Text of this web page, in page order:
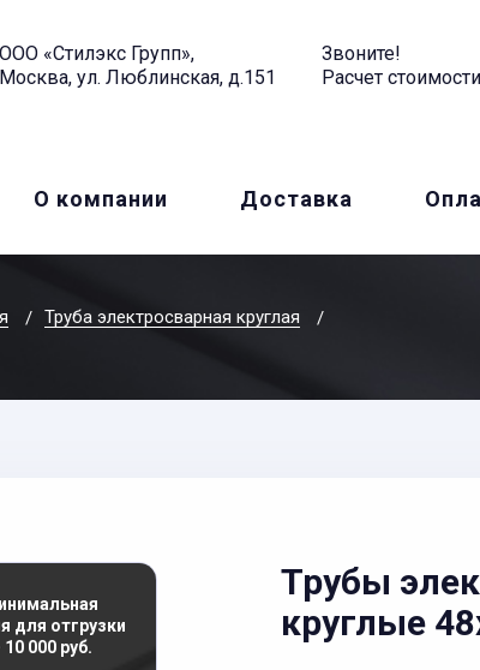
ООО «Стилэкс Групп»,
Москва, ул. Люблинская, д.151
Звоните!
Расчет
О компании Доставка
Труба электросварная круглая
для отгрузки
10 000 руб.
Трубы
круглые